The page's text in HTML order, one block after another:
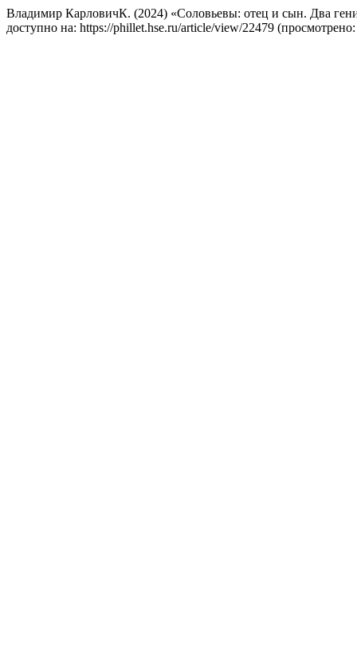
Владимир КарловичК. (2024) «Соловьевы: отец и сын. Два
доступно на: https://phillet.hse.ru/article/view/22479 (просмотрено: